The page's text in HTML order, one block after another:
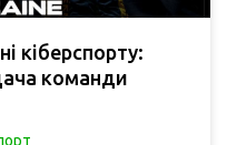
кіберспорту:
команди